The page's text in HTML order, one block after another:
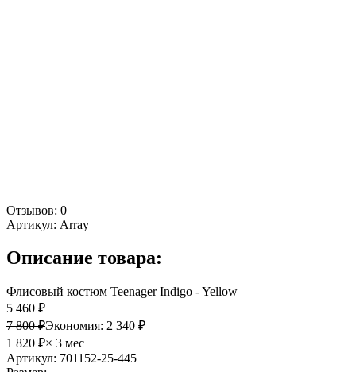
Отзывов: 0
Артикул: Array
Описание товара:
Флисовый костюм Teenager Indigo - Yellow
5 460 ₽
7 800 ₽Экономия: 2 340 ₽
1 820 ₽× 3 мес
Артикул: 701152-25-445